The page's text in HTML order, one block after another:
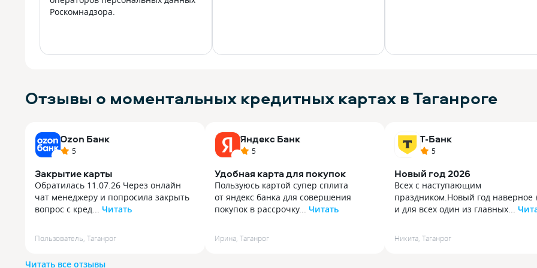
Роскомнадзора.
Отзывы о моментальных кредитных картах в Таганроге
Ozon Банк
5
Закрытие карты
Обратилась 11.07.26 Через онлайн
чат менеджеру и попросила закрыть
вопрос с кред... Читать
чат менеджеру и попросила закрыть
вопрос с кредитной картой, карту
Пользователь, Таганрог
Яндекс Банк
5
Удобная карта для покупок
Пользуюсь картой супер сплита
от яндекс банка для совершения
покупок в рассрочку... Читать
от яндекс банка для совершения
покупок в рассрочку, но столкнулась
Ирина, Таганрог
Т-Банк
5
Новый год 2026
Всех с наступающим
праздником.Новый год наверное
и для всех один из главных...
Новый год наверное как и для всех
один из главных праздников,
Никита, Таганрог
Читать все отзывы